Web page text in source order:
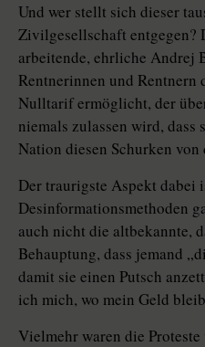
Und wer stellt sich dieser
Zivilgesellschaft entgegen?
arbeitende, ehrliche Andrej
Rentnerinnen und Rentnern
Nulltarif ermöglicht, der
niemals zulassen wird, dass
Nation diesen Schurken
Der traurigste Aspekt dabei
Desinformationsmethoden
auch nicht die altbekannte,
Behauptung, dass jemand
damit sie einen Putsch
ich mich, wo mein Geld
Vielmehr waren die